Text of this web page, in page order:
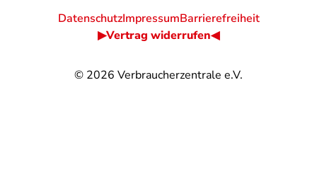
© 2026 Verbraucherzentrale e.V.
DatenschutzImpressumBarrierefreiheit
▶Vertrag widerrufen◀